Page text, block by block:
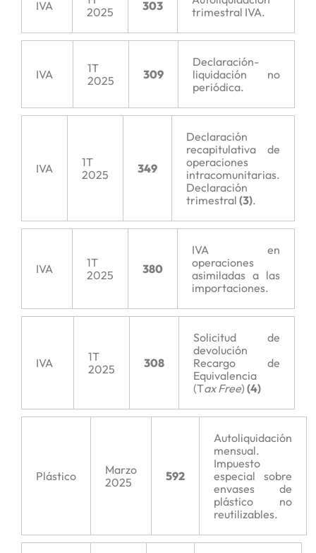
IVA
2025
303
trimestral IVA.
IVA
1T
2025
309
Declaración-
liquidación no
periódica.
IVA
1T
2025
349
Declaración
recapitulativa de
operaciones
intracomunitarias.
Declaración
trimestral (3).
IVA
1T
2025
380
IVA en
operaciones
asimiladas a las
importaciones.
IVA
1T
2025
308
Solicitud de
devolución
Recargo de
Equivalencia
(Tax Free) (4)
Plástico
Marzo
2025
592
Autoliquidación
mensual.
Impuesto
especial sobre
envases de
plástico no
reutilizables.